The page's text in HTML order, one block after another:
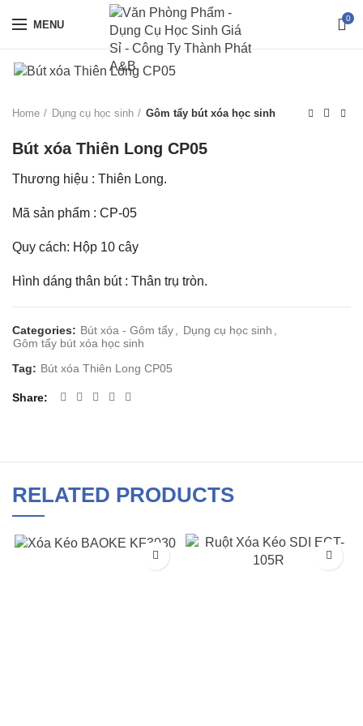
MENU 0
Home Dụng cụ học sinh Gôm tẩy bút xóa học sinh
Bút xóa Thiên Long CP05
Thương hiệu : Thiên Long.
Mã sản phẩm : CP-05
Quy cách: Hộp 10 cây
Hình dáng thân bút : Thân trụ tròn.
Categories: Bút xóa - Gôm tẩy Dụng cụ học sinh
Gôm tẩy bút xóa học sinh
Tag: Bút xóa Thiên Long CP05
Share
RELATED PRODUCTS